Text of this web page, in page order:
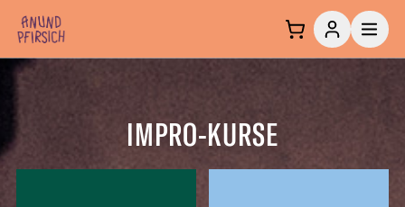
Zum Inhalt springen
IMPRO-KURSE